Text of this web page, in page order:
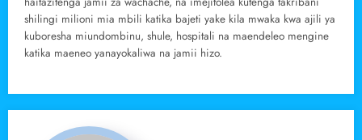
shilingi milioni mia mbili katika bajeti yake kila mwaka kwa ajili ya
kuboresha miundombinu, shule, hospitali na maendeleo mengine
katika maeneo yanayokaliwa na jamii hizo.